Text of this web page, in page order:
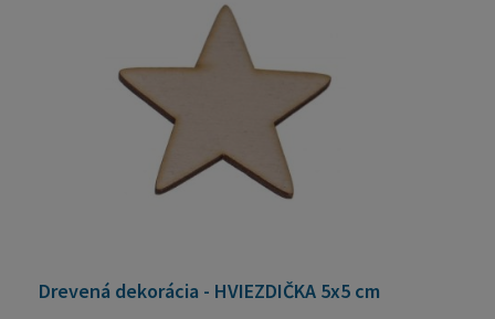
Drevená dekorácia - HVIEZDIČKA 5x5 cm